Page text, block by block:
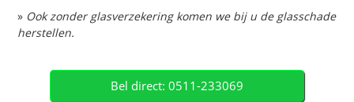
» Ook zonder glasverzekering komen we bij u de glasschade
herstellen.
Bel direct: 0511-233069